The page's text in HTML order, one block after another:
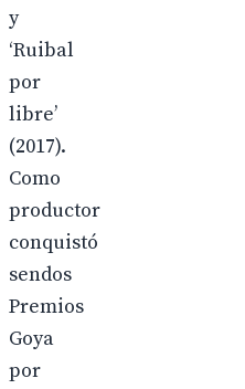
y
‘Ruibal
por
libre’
(2017).
Como
productor
conquistó
sendos
Premios
Goya
por